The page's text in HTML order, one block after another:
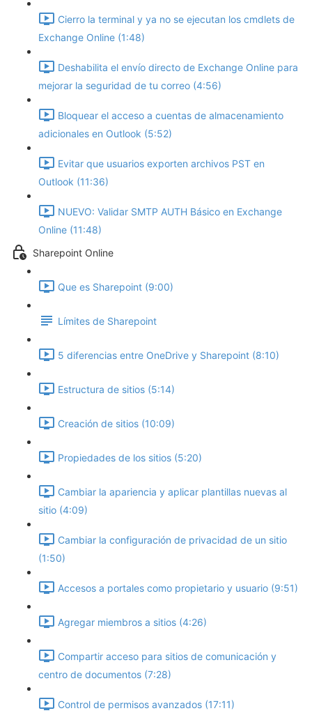
Cierro la terminal y ya no se ejecutan los cmdlets de
Exchange Online (1:48)
Deshabilita el envío directo de Exchange Online para
mejorar la seguridad de tu correo (4:56)
Bloquear el acceso a cuentas de almacenamiento
adicionales en Outlook (5:52)
Evitar que usuarios exporten archivos PST en
Outlook (11:36)
NUEVO: Validar SMTP AUTH Básico en Exchange
Online (11:48)
Sharepoint Online
Que es Sharepoint (9:00)
Límites de Sharepoint
5 diferencias entre OneDrive y Sharepoint (8:10)
Estructura de sitios (5:14)
Creación de sitios (10:09)
Propiedades de los sitios (5:20)
Cambiar la apariencia y aplicar plantillas nuevas al
sitio (4:09)
Cambiar la configuración de privacidad de un sitio
(1:50)
Accesos a portales como propietario y usuario (9:51)
Agregar miembros a sitios (4:26)
Compartir acceso para sitios de comunicación y
centro de documentos (7:28)
Control de permisos avanzados (17:11)